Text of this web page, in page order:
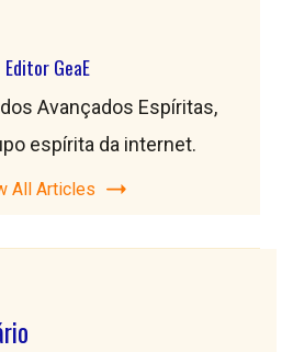
Editor GeaE
Avançados Espíritas,
espírita da internet.
All Articles